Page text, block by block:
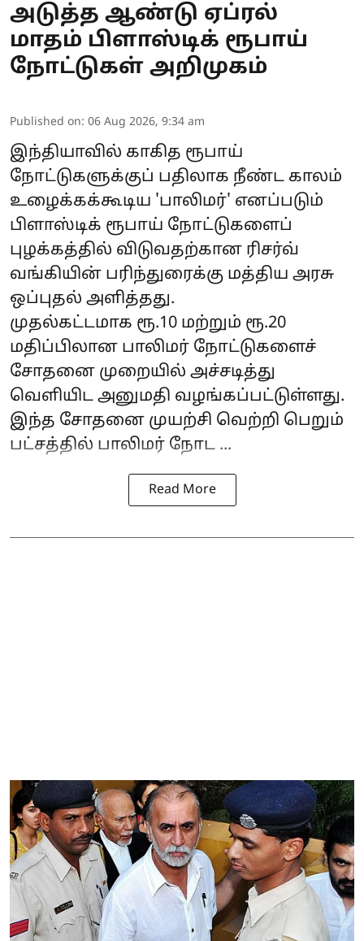
அடுத்த ஆண்டு ஏப்ரல்
மாதம் பிளாஸ்டிக் ரூபாய்
நோட்டுகள் அறிமுகம்
Published on: 06 Aug 2026, 9:34 am
இந்தியாவில் காகித ரூபாய்
நோட்டுகளுக்குப் பதிலாக நீண்ட காலம்
உழைக்கக்கூடிய 'பாலிமர்' எனப்படும்
பிளாஸ்டிக் ரூபாய் நோட்டுகளைப்
புழக்கத்தில் விடுவதற்கான ரிசர்வ்
வங்கியின் பரிந்துரைக்கு மத்திய அரசு
ஒப்புதல் அளித்தது.
முதல்கட்டமாக ரூ.10 மற்றும் ரூ.20
மதிப்பிலான பாலிமர் நோட்டுகளைச்
சோதனை முறையில் அச்சடித்து
வெளியிட அனுமதி வழங்கப்பட்டுள்ளது.
இந்த சோதனை முயற்சி வெற்றி பெறும்
பட்சத்தில் பாலிமர் நோட ...
Read More